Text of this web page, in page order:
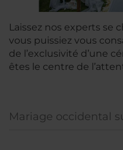
Laissez nos experts se
vous puissiez vous
de l’exclusivité d’une
êtes le centre de
Mariage occidental